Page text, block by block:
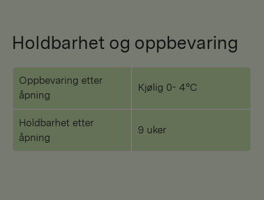
Holdbarhet og oppbevaring
Oppbevaring etter
åpning
Kjølig 0- 4°C
Holdbarhet etter
åpning
9 uker